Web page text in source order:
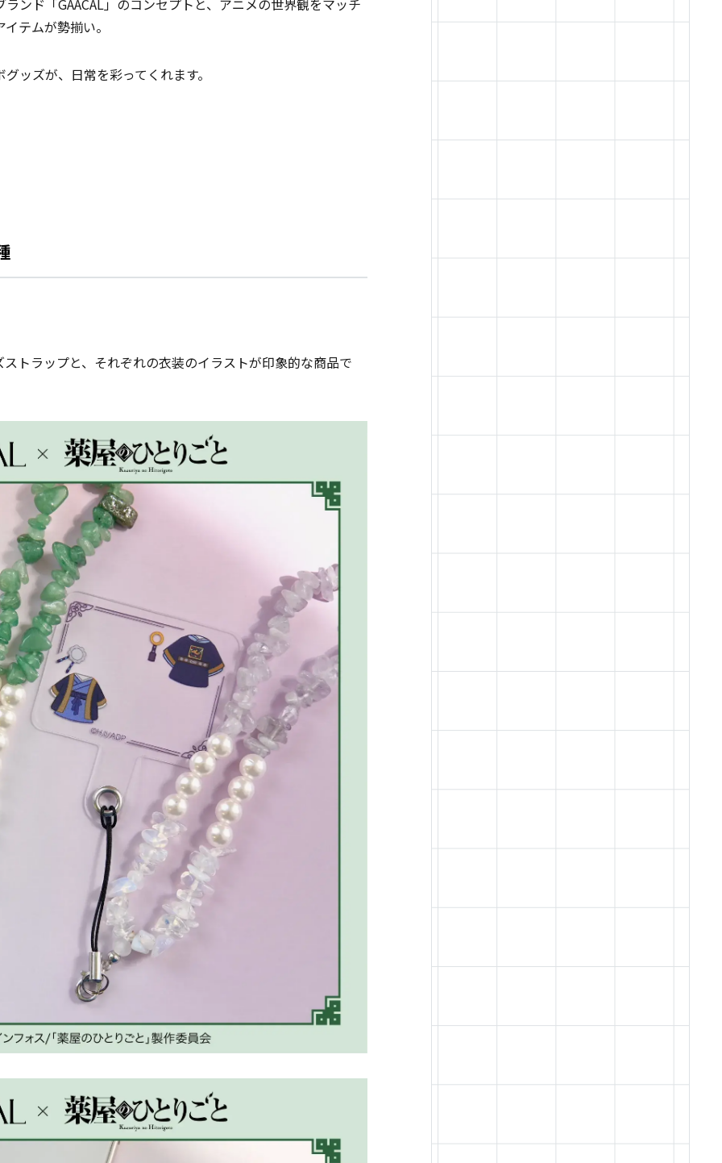
ンド「GAACAL」のコンセプトと、アニメの世界観をマッチ
テムが勢揃い。
ッズが、日常を彩ってくれます。
トラップと、それぞれの衣装のイラストが印象的な商品で
LINEのアイコンで著作権法違反のお